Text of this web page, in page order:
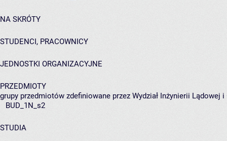
NA SKRÓTY
STUDENCI, PRACOWNICY
JEDNOSTKI ORGANIZACYJNE
PRZEDMIOTY
grupy przedmiotów zdefiniowane przez Wydział Inżynierii Lądowej
BUD_1N_s2
STUDIA